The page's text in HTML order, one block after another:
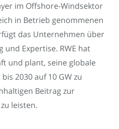
im Offshore-Windsektor
in Betrieb genommenen
das Unternehmen über
Expertise. RWE hat
und plant, seine globale
2030 auf 10 GW zu
Beitrag zur
leisten.